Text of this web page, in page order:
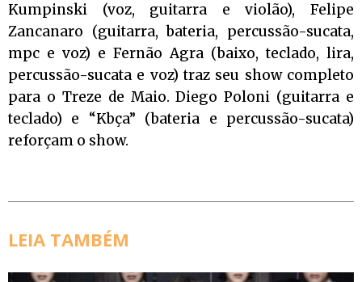
Kumpinski (voz, guitarra e violão), Felipe
Zancanaro (guitarra, bateria, percussão-sucata,
mpc e voz) e Fernão Agra (baixo, teclado, lira,
percussão-sucata e voz) traz seu show completo
para o Treze de Maio. Diego Poloni (guitarra e
teclado) e “Kbça” (bateria e percussão-sucata)
reforçam o show.
LEIA TAMBÉM